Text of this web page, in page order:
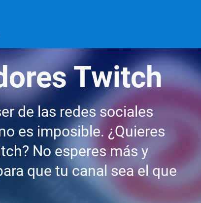
Twitch
de las redes sociales
es imposible. ¿Quieres
No esperes más y
que tu canal sea el que